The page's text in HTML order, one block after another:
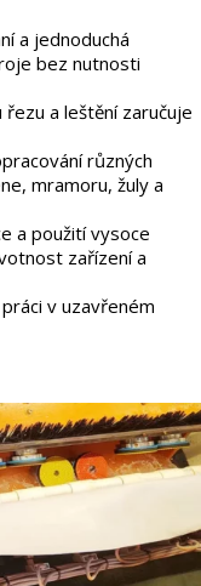
a jednoduchá
bez nutnosti
a leštění zaručuje
různých
mramoru, žuly a
a použití vysoce
zařízení a
v uzavřeném